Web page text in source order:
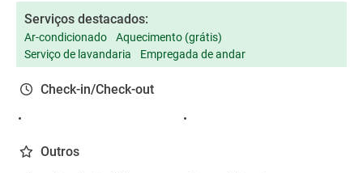
Serviços destacados:
Ar-condicionado
Aquecimento (grátis)
Serviço de lavandaria
Empregada de andar
Check-in/Check-out
Outros